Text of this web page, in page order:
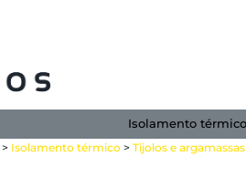
Isolamento térmico
> Isolamento térmico > Tijolos e